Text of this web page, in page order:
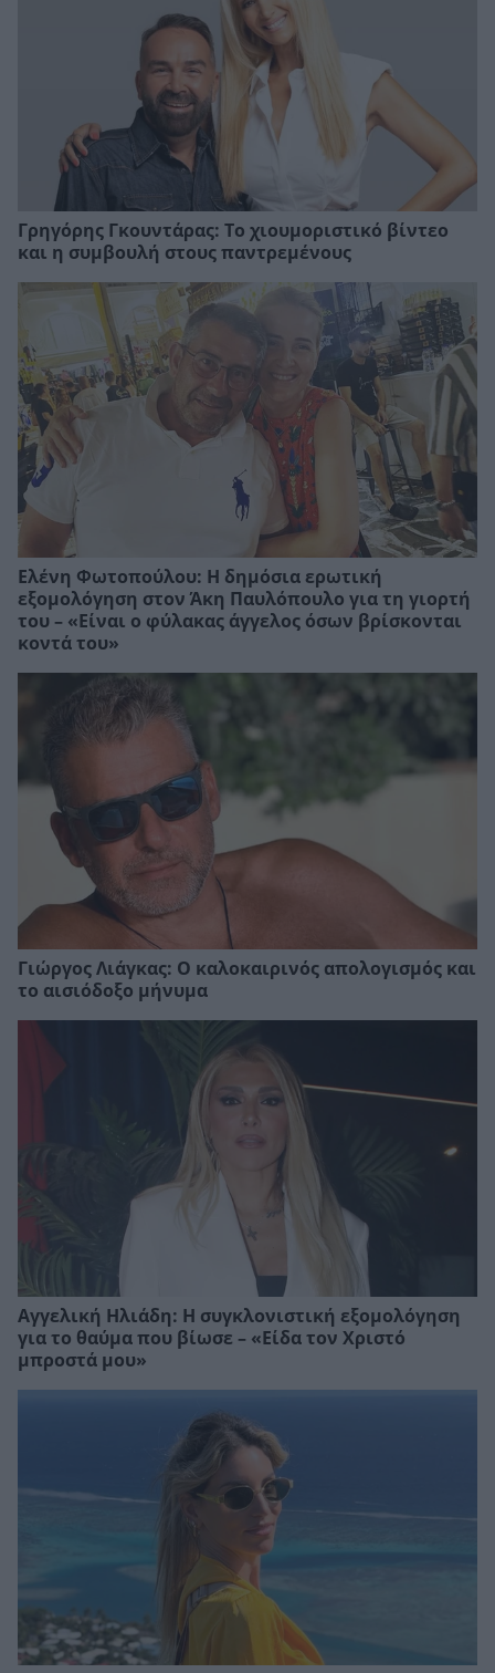
Γρηγόρης Γκουντάρας: Το χιουμοριστικό βίντεο
και η συμβουλή στους παντρεμένους
Ελένη Φωτοπούλου: Η δημόσια ερωτική
εξομολόγηση στον Άκη Παυλόπουλο για τη γιορτή
του – «Είναι ο φύλακας άγγελος όσων βρίσκονται
κοντά του»
Γιώργος Λιάγκας: Ο καλοκαιρινός απολογισμός και
το αισιόδοξο μήνυμα
Αγγελική Ηλιάδη: Η συγκλονιστική εξομολόγηση
για το θαύμα που βίωσε – «Είδα τον Χριστό
μπροστά μου»